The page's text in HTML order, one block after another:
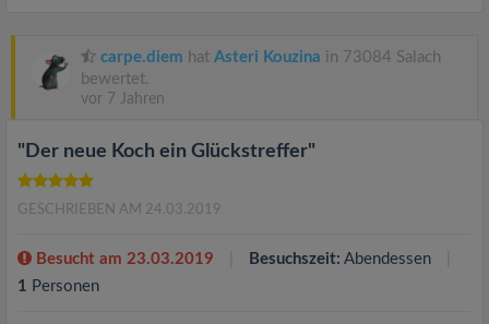
carpe.diem hat Asteri Kouzina in 73084 Salach
bewertet.
vor 7 Jahren
"Der neue Koch ein Glückstreffer"
GESCHRIEBEN AM 24.03.2019
Besucht am 23.03.2019 Besuchszeit: Abendessen
1 Personen